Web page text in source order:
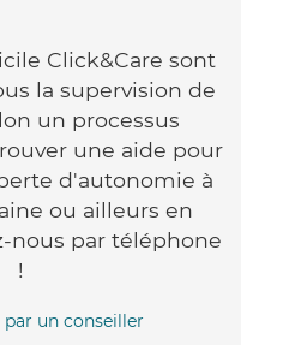
Click&Care sont
la supervision de
un processus
une aide pour
d'autonomie à
ou ailleurs en
nous par téléphone
!
par un conseiller